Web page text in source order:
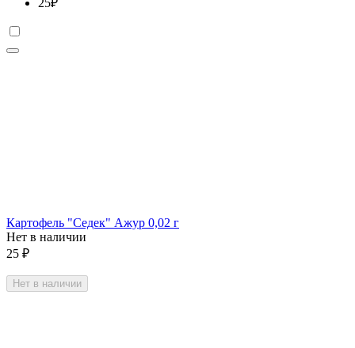
Картофель "Седек" Ажур 0,02 г
Нет в наличии
25 ₽
Нет в наличии